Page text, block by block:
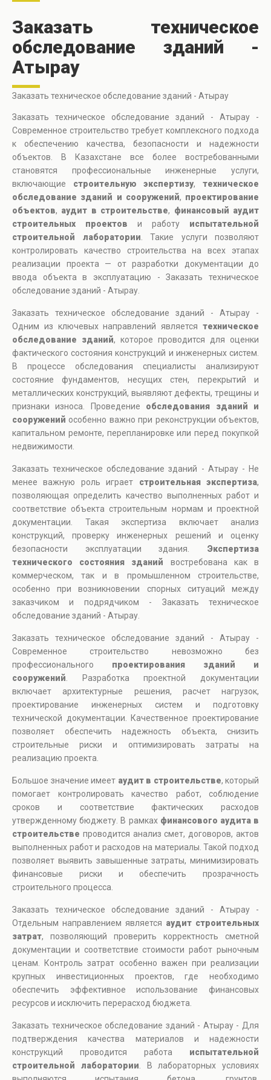
Заказать техническое
обследование зданий -
Атырау
Заказать техническое обследование зданий - Атырау
Заказать техническое обследование зданий - Атырау -
Современное строительство требует комплексного подхода
к обеспечению качества, безопасности и надежности
объектов. В Казахстане все более востребованными
становятся профессиональные инженерные услуги,
включающие строительную экспертизу,техническое
обследование зданий и сооружений, проектирование
объектов, аудит в строительстве, финансовый аудит
строительных проектов и работу испытательной
строительной лаборатории . Такие услуги позволяют
контролировать качество строительства на всех этапах
реализации проекта — от разработки документации до
ввода объекта в эксплуатацию - Заказать техническое
обследование зданий - Атырау.
Заказать техническое обследование зданий - Атырау -
Одним из ключевых направлений является техническое
обследование зданий, которое проводится для оценки
фактического состояния конструкций и инженерных систем.
В процессе обследования специалисты анализируют
состояние фундаментов, несущих стен, перекрытий и
металлических конструкций, выявляют дефекты, трещины и
признаки износа. Проведение обследования зданий и
сооружений особенно важно при реконструкции объектов,
капитальном ремонте, перепланировке или перед покупкой
недвижимости.
Заказать техническое обследование зданий - Атырау - Не
менее важную роль играет строительная экспертиза,
позволяющая определить качество выполненных работ и
соответствие объекта строительным нормам и проектной
документации. Такая экспертиза включает анализ
конструкций, проверку инженерных решений и оценку
безопасности эксплуатации здания. Экспертиза
технического состояния зданий востребована как в
коммерческом, так и в промышленном строительстве,
особенно при возникновении спорных ситуаций между
заказчиком и подрядчиком - Заказать техническое
обследование зданий - Атырау.
Заказать техническое обследование зданий - Атырау -
Современное строительство невозможно без
профессионального проектирования зданий и
сооружений . Разработка проектной документации
включает архитектурные решения, расчет нагрузок,
проектирование инженерных систем и подготовку
технической документации. Качественное проектирование
позволяет обеспечить надежность объекта, снизить
строительные риски и оптимизировать затраты на
реализацию проекта.
Большое значение имеет аудит в строительстве, который
помогает контролировать качество работ, соблюдение
сроков и соответствие фактических расходов
утвержденному бюджету. В рамках финансового аудита в
строительстве проводится анализ смет, договоров, актов
выполненных работ и расходов на материалы. Такой подход
позволяет выявить завышенные затраты, минимизировать
финансовые риски и обеспечить прозрачность
строительного процесса.
Заказать техническое обследование зданий - Атырау -
Отдельным направлением является аудит строительных
затрат, позволяющий проверить корректность сметной
документации и соответствие стоимости работ рыночным
ценам. Контроль затрат особенно важен при реализации
крупных инвестиционных проектов, где необходимо
обеспечить эффективное использование финансовых
ресурсов и исключить перерасход бюджета.
Заказать техническое обследование зданий - Атырау - Для
подтверждения качества материалов и надежности
конструкций проводится работа испытательной
строительной лаборатории . В лабораторных условиях